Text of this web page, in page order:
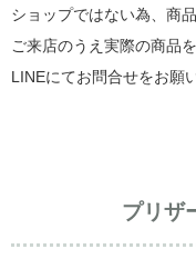
ショップではない為、商
ご来店のうえ実際の商品
LINEにてお問合せをお願
プリザ